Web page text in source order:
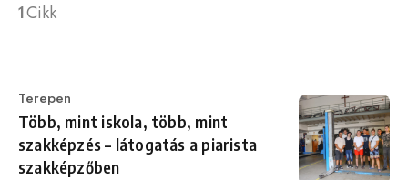
1Cikk
Category
Terepen
Több, mint iskola, több, mint
szakképzés – látogatás a piarista
szakképzőben